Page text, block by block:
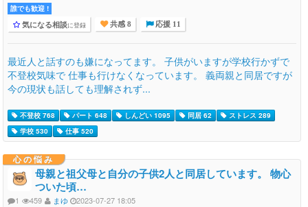
誰でも歓迎 !
気になる相談に登録 共感 8 応援 11
最近人と話すのも嫌になってます。 子供がいますが学校行かずで
不登校気味で 仕事も行けなくなっています。 義両親と同居ですが
今の現状も話しても理解されず...
不登校 768 パート 648 しんどい 1095 同居 62
ストレス 289
学校 530
仕事 520
心の悩み
母親と祖父母と自分の子供2人と同居しています。 物心
ついた頃…
1 459 まゆ 2023-07-27 18:05